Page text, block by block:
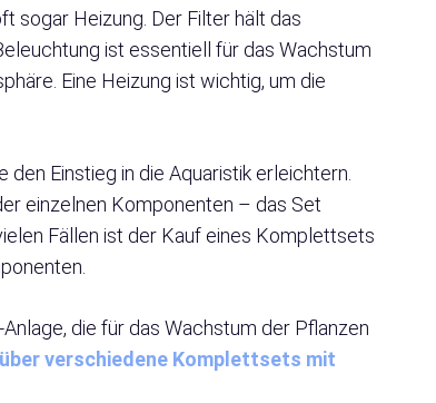
sogar Heizung. Der Filter hält das
ist essentiell für das Wachstum
Eine Heizung ist wichtig, um die
Einstieg in die Aquaristik erleichtern.
einzelnen Komponenten – das Set
Fällen ist der Kauf eines Komplettsets
die für das Wachstum der Pflanzen
verschiedene Komplettsets mit